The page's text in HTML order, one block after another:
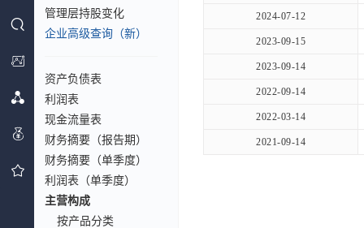
管理层持股变化
企业高级查询（新）
资产负债表
利润表
现金流量表
财务摘要（报告期）
财务摘要（单季度）
利润表（单季度）
主营构成
按产品分类
2024-07-12
2023-09-15
2023-09-14
2022-09-14
2022-03-14
2021-09-14